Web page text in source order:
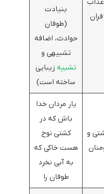
بنیادت
(طوفان
حوادث، اضافه
تشبیهی و
تشبیه زیبایی
ساخته است)
و
یار مردان خدا
باش که در
کشتی نوح
هست خاکی که
به آبی نخرد
طوفان را